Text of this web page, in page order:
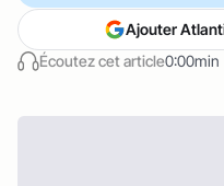
Écoutez cet article0:00min
Ajouter